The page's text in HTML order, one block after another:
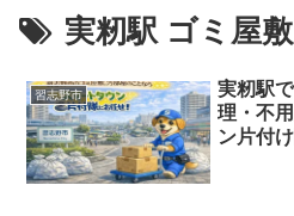
実籾駅 ゴミ屋
習志野市
実籾駅
理・不
ン片付